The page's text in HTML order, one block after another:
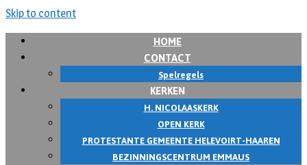
Skip to content
HOME
CONTACT
Spelregels
KERKEN
H. NICOLAASKERK
OPEN KERK
PROTESTANTE GEMEENTE HELEVOIRT-HAAREN
BEZINNINGSCENTRUM EMMAUS